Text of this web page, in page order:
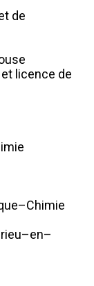
de
licence de